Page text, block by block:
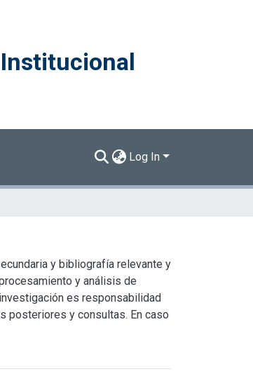
Log In
y bibliografía relevante y
y análisis de
es responsabilidad
posteriores y consultas. En caso